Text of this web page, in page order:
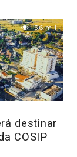
3.6 mil
destinar
COSIP